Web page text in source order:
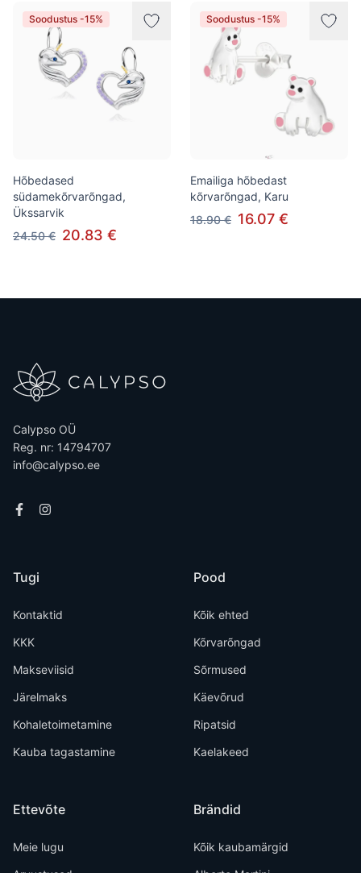
Soodustus -15%
Hõbedased
südamekõrvarõngad,
Ükssarvik
24.50 € 20.83 €
Soodustus -15%
Emailiga hõbedast
kõrvarõngad, Karu
18.90 € 16.07 €
Calypso OÜ
Reg. nr: 14794707
info@calypso.ee
Tugi
Kontaktid
KKK
Makseviisid
Järelmaks
Kohaletoimetamine
Kauba tagastamine
Ettevõte
Meie lugu
Pood
Kõik ehted
Kõrvarõngad
Sõrmused
Käevõrud
Ripatsid
Kaelakeed
Brändid
Kõik kaubamärgid